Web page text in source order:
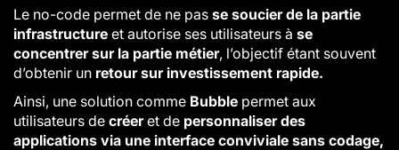
Le no-code permet de ne pas se soucier de la partie
infrastructure et autorise ses utilisateurs à se
concentrer sur la partie métier, l’objectif étant souvent
d’obtenir un retour sur investissement rapide.
Ainsi, une solution comme Bubble permet aux
utilisateurs de créeret de personnaliser des
applications via une interface conviviale sans codage,